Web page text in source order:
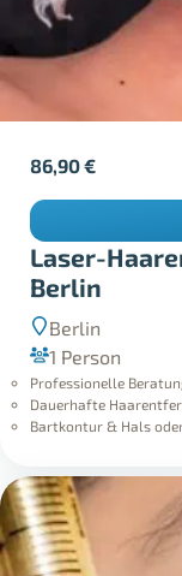
Laser-
Berlin
Berlin
1 Person
Professionelle
Dauerhafte
Bartkontur & Hals
86,90€